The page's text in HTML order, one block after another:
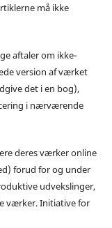
må ikke
aftaler om ikke-
version af værket
det i en bog),
i nærværende
deres værker online
forud for og under
udvekslinger,
værker. Initiative for